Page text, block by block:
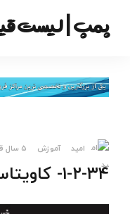
پمپ | لیست
امید آموزش 5 سال قبل
۱-۲-۳۴- کاویتاسیون